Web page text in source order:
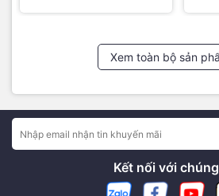
Xem toàn bộ sản
Kết nối với